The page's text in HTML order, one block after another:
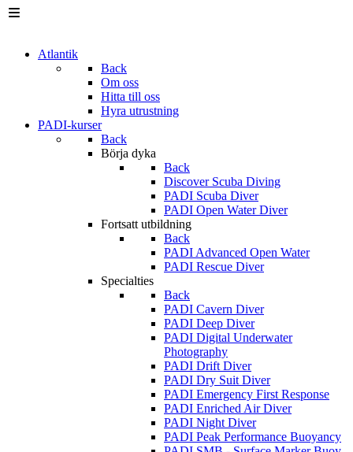
Atlantik
Back
Om oss
Hitta till oss
Hyra utrustning
PADI-kurser
Back
Börja dyka
Back
Discover Scuba Diving
PADI Scuba Diver
PADI Open Water Diver
Fortsatt utbildning
Back
PADI Advanced Open Water
PADI Rescue Diver
Specialties
Back
PADI Cavern Diver
PADI Deep Diver
PADI Digital Underwater
Photography
PADI Drift Diver
PADI Dry Suit Diver
PADI Emergency First Response
PADI Enriched Air Diver
PADI Night Diver
PADI Peak Performance Buoyancy